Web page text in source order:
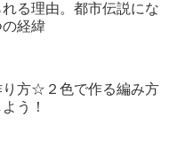
る理由。都市伝説にな
の経緯
り方☆２色で作る編み方
う！